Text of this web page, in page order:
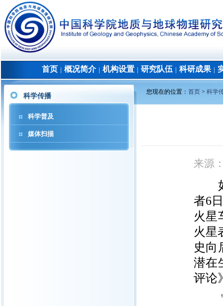
首页 概况简介│ 机构设置 研究队伍 科研成果│
科学传播
科学普及
媒体扫描
您现在的位置： 首页 > 科学
来源
如
者6
火星
火星
史向
潜在
评论